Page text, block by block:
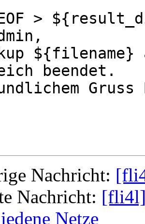
>
${filename}
beendet.
Gruss
Nachricht:
Nachricht:
Netze